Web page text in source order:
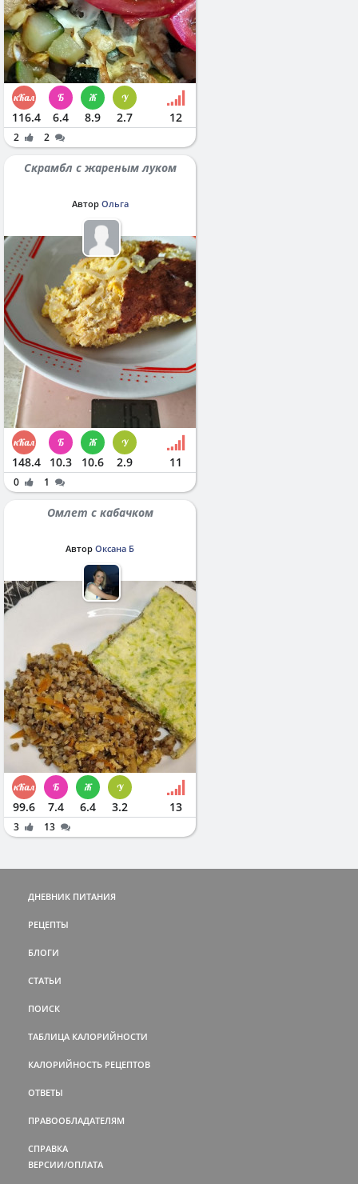
116.4 6.4 8.9 2.7 12
2 2
Скрамбл с жареным луком
Автор Ольга
148.4 10.3 10.6 2.9 11
0 1
Омлет с кабачком
Автор Оксана Б
99.6 7.4 6.4 3.2 13
3 13
ДНЕВНИК ПИТАНИЯ
РЕЦЕПТЫ
БЛОГИ
СТАТЬИ
ПОИСК
ТАБЛИЦА КАЛОРИЙНОСТИ
КАЛОРИЙНОСТЬ РЕЦЕПТОВ
ОТВЕТЫ
ПРАВООБЛАДАТЕЛЯМ
СПРАВКА
ВЕРСИИ/ОПЛАТА